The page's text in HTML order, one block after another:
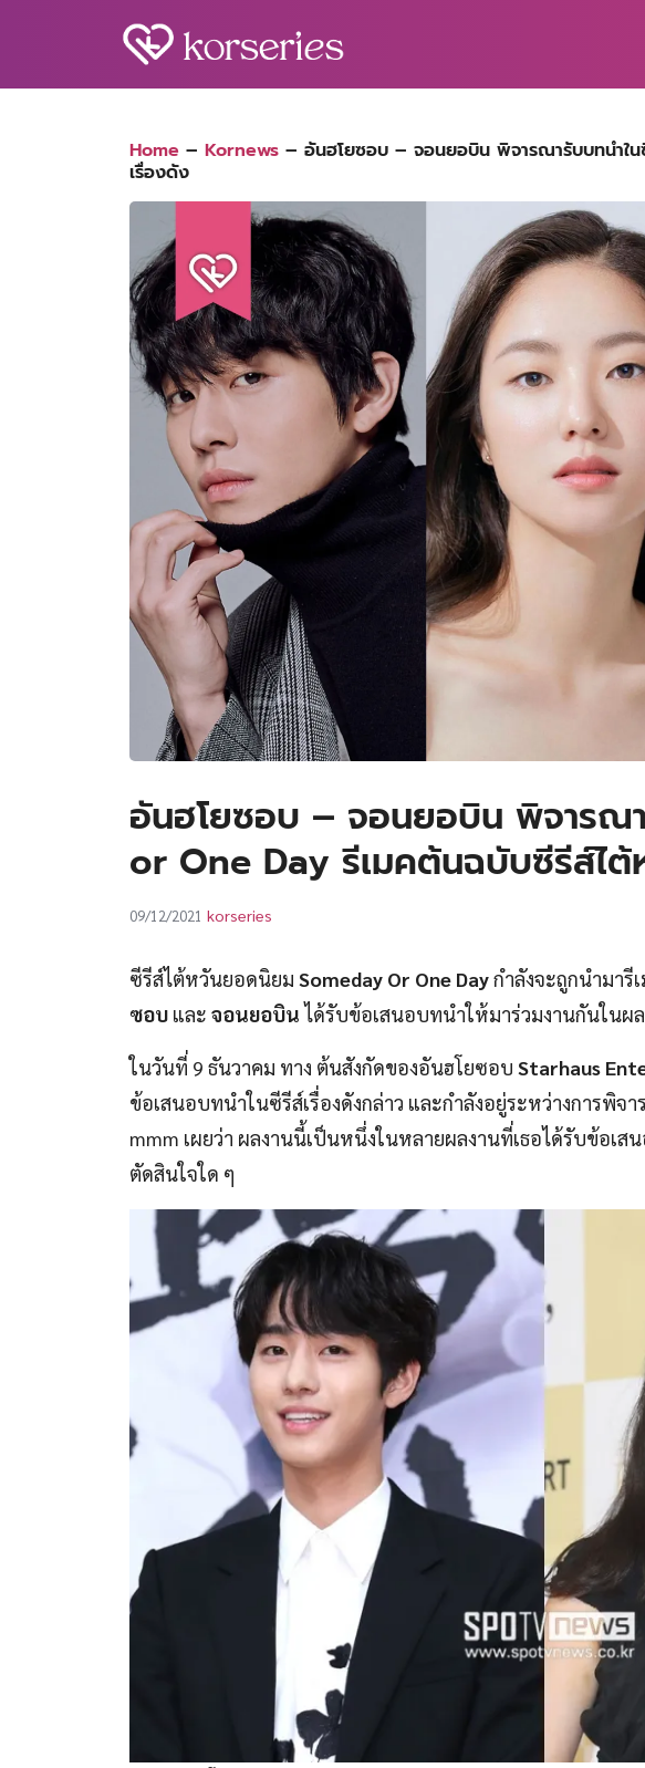
Home – Kornews – อันฮโยซอบ – จอนยอบิน พิจารณารับบทนำใ
เรื่องดัง
อันฮโยซอบ – จอนยอบิน พิจารณ
or One Day รีเมคต้นฉบับซีรีส์ไต้
09/12/2021 korseries
ซีรีส์ไต้หวันยอดนิยม Someday Or One Dayกำลังจะถูกนำมารี
ซอบ และ จอนยอบิน ได้รับข้อเสนอบทนำให้มาร่วมงานกันในผ
ในวันที่ 9 ธันวาคม ทาง ต้นสังกัดของอันฮโยซอบ Starhaus
ข้อเสนอบทนำในซีรีส์เรื่องดังกล่าว และกำลังอยู่ระหว่างการพิ
mmm เผยว่า ผลงานนี้เป็นหนึ่งในหลายผลงานที่เธอได้รับข้อเ
ตัดสินใจใด ๆ